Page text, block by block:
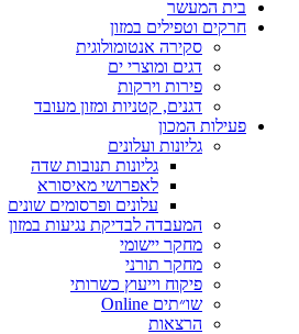
בית המעשר
חרקים וטפילים במזון
סקירה אנטומולוגית
דגים ומוצרי ים
פירות וירקות
דגנים, קטניות ומזון מעובד
פעילות המכון
גליונות ועלונים
גליונות תנובות שדה
לאפרושי מאיסורא
עלונים ופרסומים שונים
המעבדה לבדיקת נגיעות במזון
מחקר יישומי
מחקר תורני
פיקוח וייעוץ כשרותי
שו״תים Online
הרצאות